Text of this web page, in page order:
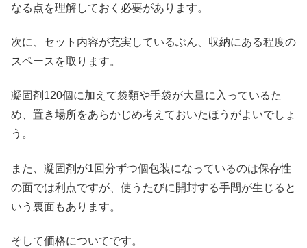
なる点を理解しておく必要があります。
次に、セット内容が充実しているぶん、収納にある程度の
スペースを取ります。
凝固剤120個に加えて袋類や手袋が大量に入っているた
め、置き場所をあらかじめ考えておいたほうがよいでしょ
う。
また、凝固剤が1回分ずつ個包装になっているのは保存性
の面では利点ですが、使うたびに開封する手間が生じると
いう裏面もあります。
そして価格についてです。